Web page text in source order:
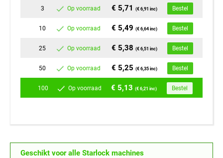
3 Op voorraad € 5,71(€ 6,91 inc) Bestel
10 Op voorraad € 5,49(€ 6,64 inc) Bestel
25 Op voorraad € 5,38(€ 6,51 inc) Bestel
50 Op voorraad € 5,25(€ 6,35 inc) Bestel
100 Op voorraad € 5,13(€ 6,21 inc) Bestel
Geschikt voor alle Starlock machines